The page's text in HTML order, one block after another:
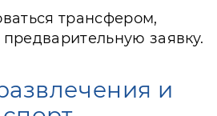
трансфером,
заявку.
и